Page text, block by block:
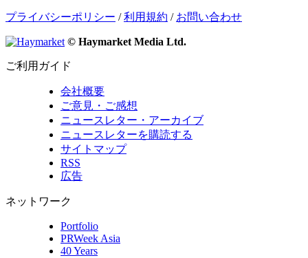
プライバシーポリシー /利用規約 / お問い合わせ
© Haymarket Media Ltd.
ご利用ガイド
会社概要
ご意見・ご感想
ニュースレター・アーカイブ
ニュースレターを購読する
サイトマップ
RSS
広告
ネットワーク
Portfolio
PRWeek Asia
40 Years